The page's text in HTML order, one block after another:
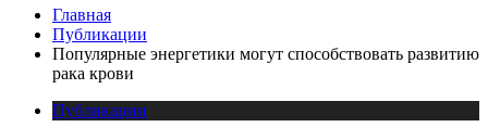
Главная
Публикации
Популярные энергетики могут способствовать развитию
рака крови
Публикации